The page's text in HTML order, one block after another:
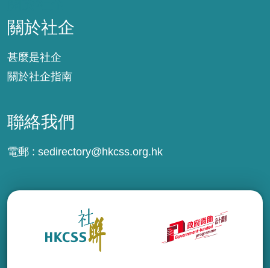
關於社企
甚麼是社企
關於社企指南
聯絡我們
電郵 : sedirectory@hkcss.org.hk